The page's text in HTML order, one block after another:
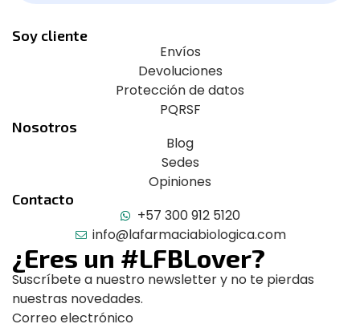
Soy cliente
Envíos
Devoluciones
Protección de datos
PQRSF
Nosotros
Blog
Sedes
Opiniones
Contacto
+57 300 912 5120
info@lafarmaciabiologica.com
¿Eres un #LFBLover?
Suscríbete a nuestro newsletter y no te pierdas
nuestras novedades.
Correo electrónico